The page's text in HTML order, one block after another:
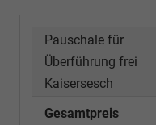
Pauschale für
Überführung frei
Kaisersesch
Gesamtpreis